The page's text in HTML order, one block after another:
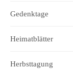
Gedenktage
Heimatblätter
Herbsttagung